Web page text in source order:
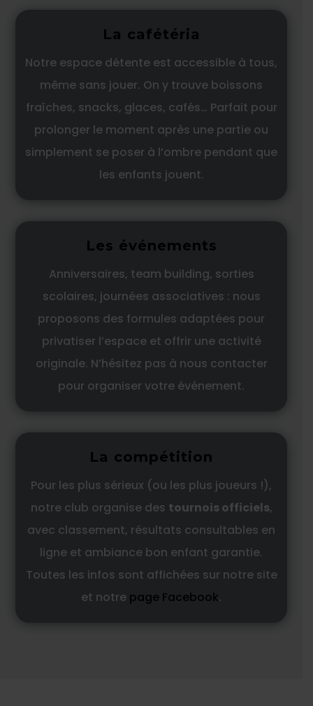
La cafétéria
Notre espace détente est accessible à tous,
même sans jouer. On y trouve boissons
fraîches, snacks, glaces, cafés… Parfait pour
prolonger le moment après une partie ou
simplement se poser à l’ombre pendant que
les enfants jouent.
Les événements
Anniversaires, team building, sorties
scolaires, journées associatives : nous
proposons des formules adaptées pour
privatiser l’espace et offrir une activité
originale. N’hésitez pas à nous contacter
pour organiser votre événement.
La compétition
Pour les plus sérieux (ou les plus joueurs !),
notre club organise des tournois officiels,
avec classement, résultats consultables en
ligne et ambiance bon enfant garantie.
Toutes les infos sont affichées sur notre site
et notre page Facebook.